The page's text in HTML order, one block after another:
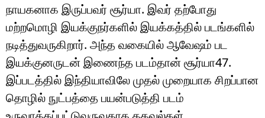
லைஃப்ஸ்டைல்
வணிகம்
டெக்னாலஜி
ஆன்மீகம்
நாயகனாக இருப்பவர் சூர்யா. இவர் தற்போது
மற்றமொழி இயக்குநர்களில் இயக்கத்தில் படங்களில்
நடித்துவருகிறார். அந்த வகையில் ஆவேஷம் பட
இயக்குனருடன் இணைந்த படம்தான் சூர்யா47.
இப்படத்தில் இந்தியாவிலே முதல் முறையாக சிறப்பான
தொழில் நுட்பத்தை பயன்படுத்தி படம்